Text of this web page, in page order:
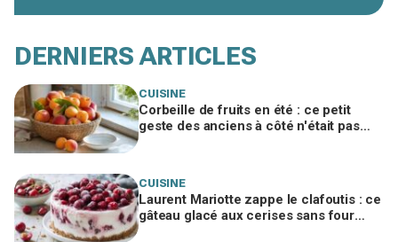
DERNIERS ARTICLES
CUISINE
Corbeille de fruits en été : ce petit
geste des anciens à côté n'était pas
CUISINE
Laurent Mariotte zappe le clafoutis : ce
gâteau glacé aux cerises sans four